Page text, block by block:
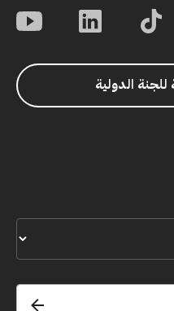
للجنة الدولية